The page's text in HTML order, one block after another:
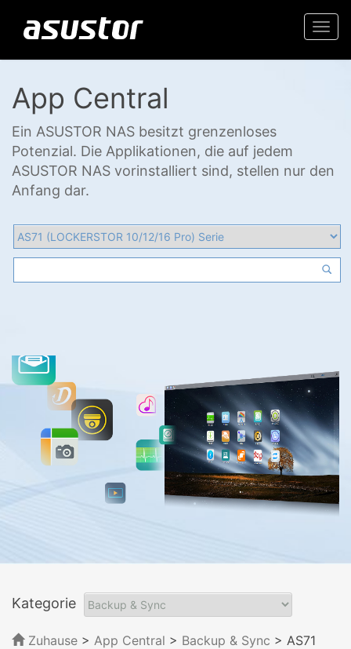
App Central
Ein ASUSTOR NAS besitzt grenzenloses
Potenzial. Die Applikationen, die auf jedem
ASUSTOR NAS vorinstalliert sind, stellen nur den
Anfang dar.
Kategorie
Zuhause > App Central > Backup & Sync > AS71